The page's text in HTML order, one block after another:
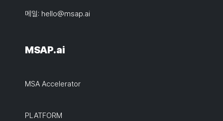
메일: hello@msap.ai
MSAP.ai
MSA Accelerator
PLATFORM